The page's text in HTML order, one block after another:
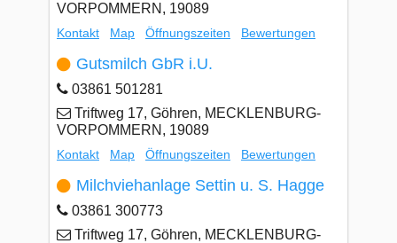
VORPOMMERN, 19089
Kontakt Map Öffnungszeiten Bewertungen
Gutsmilch GbR i.U.
03861 501281
Triftweg 17, Göhren, MECKLENBURG-
VORPOMMERN, 19089
Kontakt Map Öffnungszeiten Bewertungen
Milchviehanlage Settin u. S. Hagge
03861 300773
Triftweg 17, Göhren, MECKLENBURG-